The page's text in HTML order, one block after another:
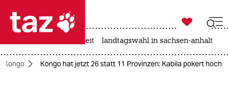
 taz zahl ich
taz zahl ich

taz zahl ich
arbeit landtagswahl in sachsen-anhalt
Kongo Kongo hat jetzt 26 statt 11 Provinzen: Kabila pokert hoch